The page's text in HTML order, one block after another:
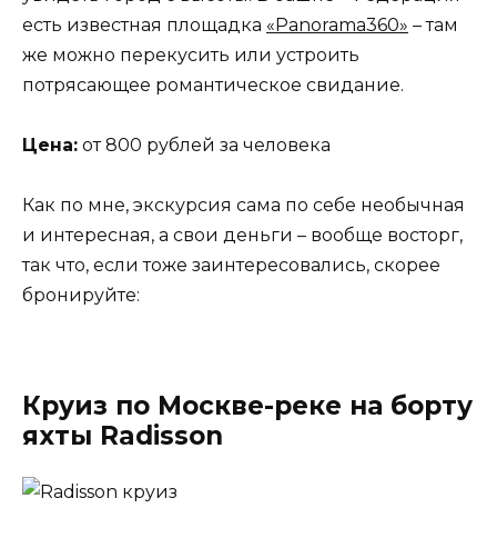
есть известная площадка «Panorama360» – там
же можно перекусить или устроить
потрясающее романтическое свидание.
Цена: от 800 рублей за человека
Как по мне, экскурсия сама по себе необычная
и интересная, а свои деньги – вообще восторг,
так что, если тоже заинтересовались, скорее
бронируйте:
Круиз по Москве-реке на борту
яхты Radisson